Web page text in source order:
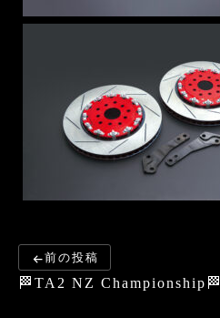
前の投稿
🏁TA2 NZ Championship🏁